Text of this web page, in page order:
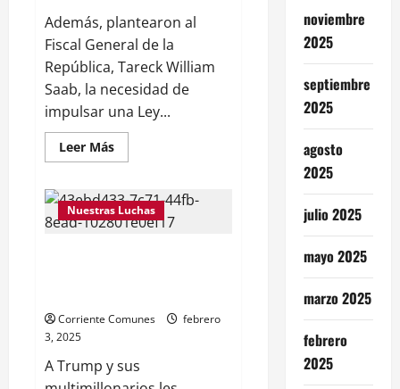
Además, plantearon al
Fiscal General de la
República, Tareck William
Saab, la necesidad de
impulsar una Ley...
Leer MásLeer
más
Madres
exigen
libertad
plena
Nuestras Luchas
Corriente Comunes
febrero
3, 2025
A Trump y sus
noviembre
2025
septiembre
2025
agosto
2025
julio 2025
mayo 2025
marzo 2025
febrero
2025